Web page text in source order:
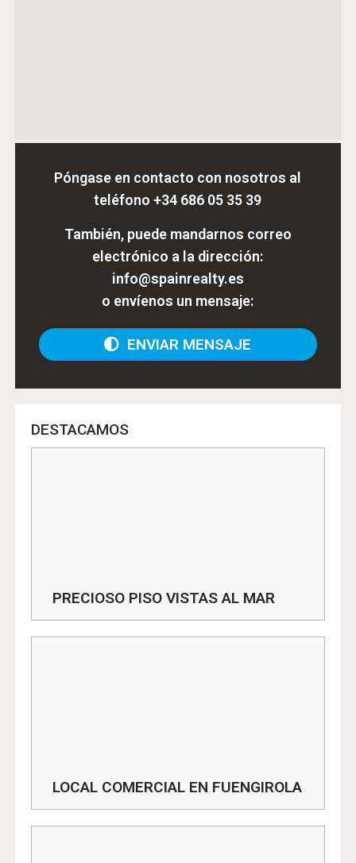
Póngase en contacto con nosotros al
teléfono+34 686 05 35 39
También, puede mandarnos correo
electrónico a la dirección:
info@spainrealty.es
o envíenos un mensaje:
ENVIAR MENSAJE
DESTACAMOS
PRECIOSO PISO VISTAS AL MAR
LOCAL COMERCIAL EN FUENGIROLA